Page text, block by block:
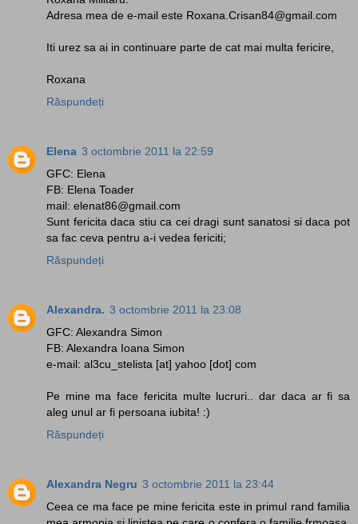
Adresa mea de e-mail este Roxana.Crisan84@gmail.com
Iti urez sa ai in continuare parte de cat mai multa fericire,
Roxana
Răspundeți
Elena 3 octombrie 2011 la 22:59
GFC: Elena
FB: Elena Toader
mail: elenat86@gmail.com
Sunt fericita daca stiu ca cei dragi sunt sanatosi si daca pot
sa fac ceva pentru a-i vedea fericiti;
Răspundeți
Alexandra. 3 octombrie 2011 la 23:08
GFC: Alexandra Simon
FB: Alexandra Ioana Simon
e-mail: al3cu_stelista [at] yahoo [dot] com
Pe mine ma face fericita multe lucruri.. dar daca ar fi sa
aleg unul ar fi persoana iubita! :)
Răspundeți
Alexandra Negru 3 octombrie 2011 la 23:44
Ceea ce ma face pe mine fericita este in primul rand familia